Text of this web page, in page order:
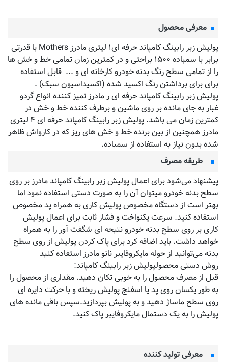
معرفی محصول
پولیش زبر رابینگ کامپاند حرفه ای۱ لیتری مادرز Mothers با قدرتی
برابر با سمباده ۱۵۰۰ براحتی و در کمترین زمان تمامی خط و خش ها
را از تمامی سطح رنگ بدنه خودرو کارخانه ای و ... قابل استفاده
برای برای برداشتن رنگ اکسید شده (اکسیداسیون سبک) .
پولیش زبر رابینگ کامپاند حرفه ای ر مادرز تمیز کننده انواع گردو
غبار به جای مانده بر روی ماشین و برطرف کننده خط و خش در
کمترین زمان می باشد. پولیش زبر رابینگ کامپاند حرفه ای ۴ لیتری
مادرز همچنین از بین برنده خط و خش های ریز که در کارواش ظاهر
شده بدون نیاز به استفاده از سمباده.
طریقه مصرف
پیشنهاد می‌شود برای اعمال پولیش زبر رابینگ کامپاند مادرز بر روی
سطح بدنه خودرو میتوان آن را به صورت دستی استفاده نمود اما
بهتر است از دستگاه مخصوص پولیش کاری به همراه پد مخصوص
استفاده کنید. سرعت یکنواخت و فشار ثابت برای اعمال پولیش
کاری بر روی سطح بدنه خودرو نتیجه ای شگفت آور را به همراه
خواهد داشت. باید اضافه کرد برای پاک کردن پولیش از روی سطح
بدنه می‌توانید از حوله مایکروفایبر نانو مادرز استفاده کنید
روش دستی محصولپولیش زبر رابینگ کامپاند:
قبل از مصرف محصول را به خوبی تکان دهید. مقداری از محصول را
به طور یکسان روی پد یا اسفنج پولیش ریخته و با حرکت دایره ای
روی سطح ماساژ دهید و به پولیش بپردازید.سپس باقی مانده های
پولیش را به یک دستمال مایکروفایبر پاک کنید.
معرفی تولید کننده